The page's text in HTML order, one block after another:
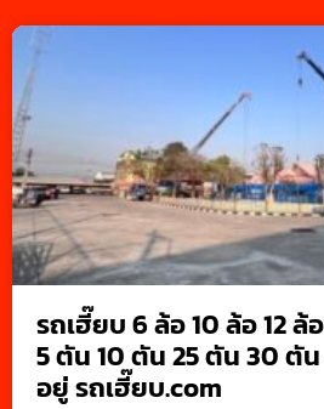
รถเฮี๊ยบ 6 ล้อ 10 ล้อ 12 ล้
5 ตัน 10 ตัน 25 ตัน 30 ตัน
อยู่ รถเฮี๊ยบ.com